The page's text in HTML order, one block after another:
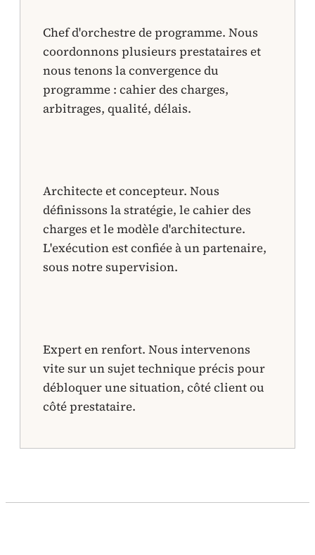
Chef d'orchestre de programme. Nous
coordonnons plusieurs prestataires et
nous tenons la convergence du
programme : cahier des charges,
arbitrages, qualité, délais.
Architecte et concepteur. Nous
définissons la stratégie, le cahier des
charges et le modèle d'architecture.
L'exécution est confiée à un partenaire,
sous notre supervision.
Expert en renfort. Nous intervenons
vite sur un sujet technique précis pour
débloquer une situation, côté client ou
côté prestataire.